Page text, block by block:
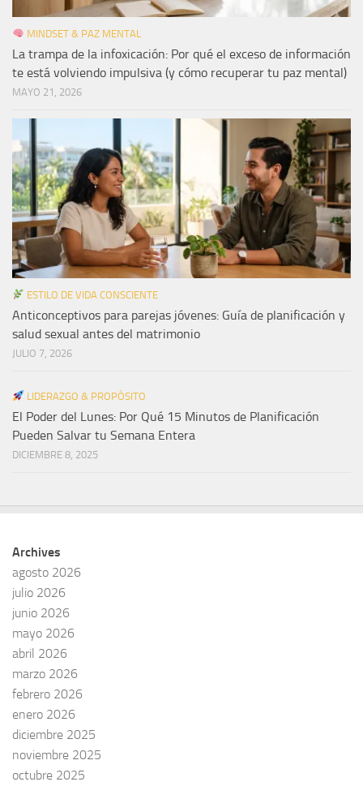
MINDSET & PAZ MENTAL
La trampa de la infoxicación: Por qué el exceso de información
te está volviendo impulsiva (y cómo recuperar tu paz mental)
MAYO 21, 2026
ESTILO DE VIDA CONSCIENTE
Anticonceptivos para parejas jóvenes: Guía de planificación y
salud sexual antes del matrimonio
JULIO 7, 2026
LIDERAZGO & PROPÓSITO
El Poder del Lunes: Por Qué 15 Minutos de Planificación
Pueden Salvar tu Semana Entera
DICIEMBRE 8, 2025
Archives
agosto 2026
julio 2026
junio 2026
mayo 2026
abril 2026
marzo 2026
febrero 2026
enero 2026
diciembre 2025
noviembre 2025
octubre 2025